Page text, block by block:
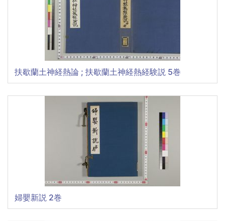
扶歇蘭土神経熱論 ; 扶歇蘭土神経熱経験説 5巻
婦嬰新説 2巻